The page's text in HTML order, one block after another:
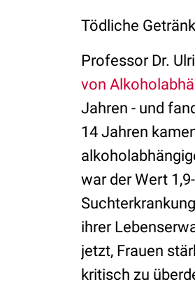
Tödliche
Professor Dr.
von
Jahren - und
14 Jahren
war der Wert
ihrer
jetzt, Frauen
kritisch zu